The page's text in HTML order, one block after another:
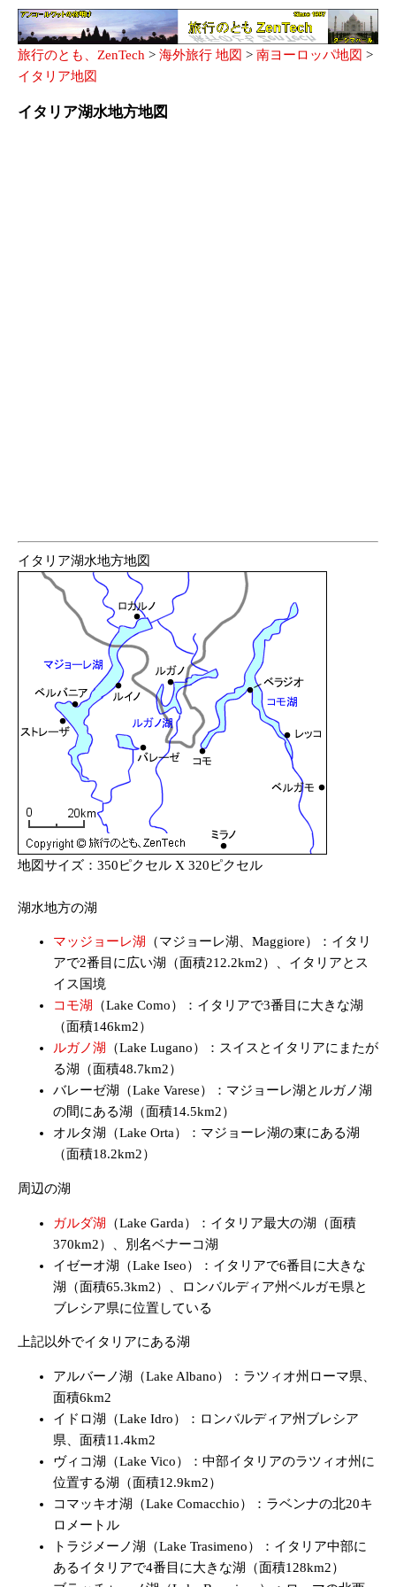
旅行のとも、ZenTech > 海外旅行 地図 > 南ヨーロッパ地図 >
イタリア地図
イタリア湖水地方地図
イタリア湖水地方地図
地図サイズ：350ピクセル X 320ピクセル
湖水地方の湖
マッジョーレ湖
（マジョーレ湖、Maggiore）：イタリ
アで2番目に広い湖（面積212.2km2）、イタリアとス
イス国境
コモ湖
（Lake Como）：イタリアで3番目に大きな湖
（面積146km2）
ルガノ湖
（Lake Lugano）：スイスとイタリアにまたが
る湖（面積48.7km2）
バレーゼ湖（Lake Varese）：マジョーレ湖とルガノ湖
の間にある湖（面積14.5km2）
オルタ湖（Lake Orta）：マジョーレ湖の東にある湖
（面積18.2km2）
周辺の湖
ガルダ湖 （Lake Garda）：イタリア最大の湖（面積
370km2）、別名ベナーコ湖
イゼーオ湖（Lake Iseo）：イタリアで6番目に大きな
湖（面積65.3km2）、ロンバルディア州ベルガモ県と
ブレシア県に位置している
上記以外でイタリアにある湖
アルバーノ湖（Lake Albano）：ラツィオ州ローマ県、
面積6km2
イドロ湖（Lake Idro）：ロンバルディア州ブレシア
県、面積11.4km2
ヴィコ湖（Lake Vico）：中部イタリアのラツィオ州に
位置する湖（面積12.9km2）
コマッキオ湖（Lake Comacchio）：ラベンナの北20キ
ロメートル
トラジメーノ湖（Lake Trasimeno）：イタリア中部に
あるイタリアで4番目に大きな湖（面積128km2）